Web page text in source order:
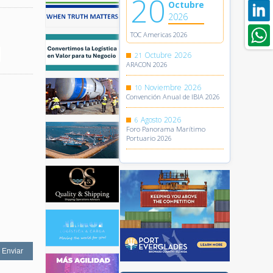
20 Octubre
2026
TOC Americas 2026
21 Octubre 2026
ARACON 2026
10 Noviembre 2026
Convención Anual de IBIA 2026
6 Agosto 2026
Foro Panorama Marítimo
Portuario 2026